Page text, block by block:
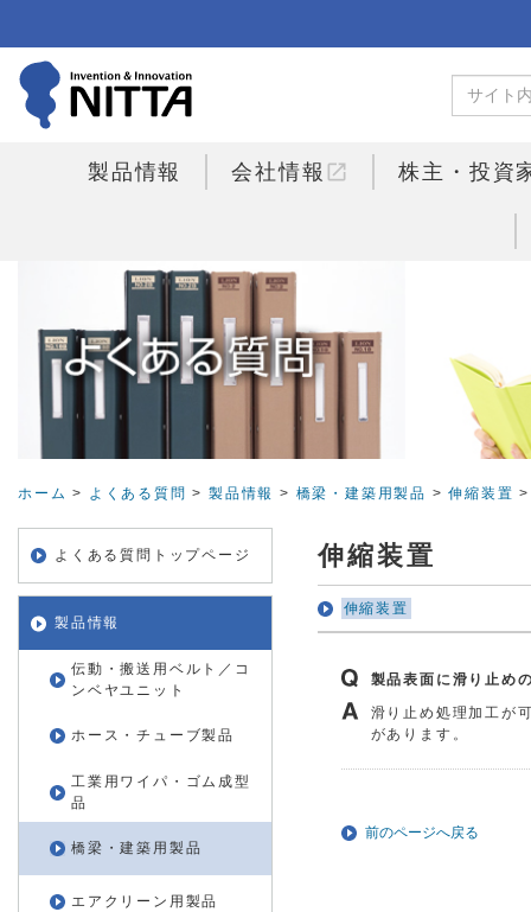
製品情報 会社情報 open_in_new 株主・投資
ホーム > よくある質問 >製品情報 > 橋梁・建築用製品 >伸縮装置
よくある質問トップページ
製品情報
伝動・搬送用ベルト／コ
ンベヤユニット
ホース・チューブ製品
工業用ワイパ・ゴム成型
品
橋梁・建築用製品
エアクリーン用製品
伸縮装置
伸縮装置
製品表面に滑り止め
滑り止め処理加工が
があります。
前のページへ戻る